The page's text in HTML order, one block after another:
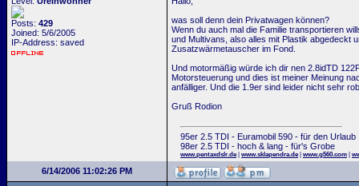
Posts: 429
Joined: 5/6/2005
IP-Address: saved
was soll denn dein Privatwagen können?
Wenn du auch mal die Familie transportieren
und Multivans, also alles mit Plastik abgedeckt
Zusatzwärmetauscher im Fond.
Und motormäßig würde ich dir nen 2.8idTD
Motorsteuerung und dies ist meiner Meinung
anfälliger. Und die 1.9er sind leider nicht sehr
Gruß Rodion
95er 2.5 TDI - Euramobil 590 - für den Urlaub
98er 2.5 TDI - hoch & lang - für's Grobe
www.pentaxdslr.de www.sklapendra.de www.g560.com
6/14/2006 11:02:26 PM